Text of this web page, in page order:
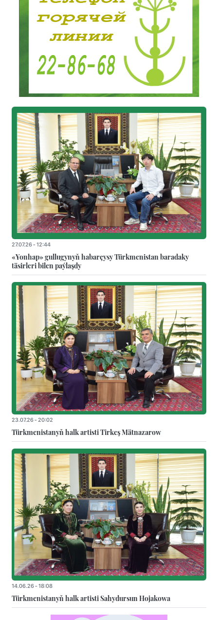
27.07.26 - 12:44
«Yonhap» gullugynyň habarçysy Türkmenistan baradaky
täsirleri bilen paýlaşdy
23.07.26 - 20:02
Türkmenistanyň halk artisti Tirkeş Mätnazarow
14.06.26 - 18:08
Türkmenistanyň halk artisti Sahydursun Hojakowa